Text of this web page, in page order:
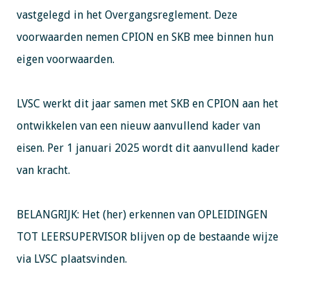
vastgelegd in het Overgangsreglement. Deze
voorwaarden nemen CPION en SKB mee binnen hun
eigen voorwaarden.
LVSC werkt dit jaar samen met SKB en CPION aan het
ontwikkelen van een nieuw aanvullend kader van
eisen. Per 1 januari 2025 wordt dit aanvullend kader
van kracht.
BELANGRIJK: Het (her) erkennen van OPLEIDINGEN
TOT LEERSUPERVISOR blijven op de bestaande wijze
via LVSC plaatsvinden.